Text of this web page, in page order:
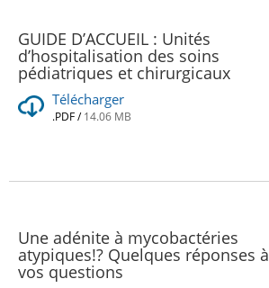
GUIDE D’ACCUEIL : Unités
d’hospitalisation des soins
pédiatriques et chirurgicaux
Télécharger
.PDF/14.06 MB
Une adénite à mycobactéries
atypiques!? Quelques réponses à
vos questions